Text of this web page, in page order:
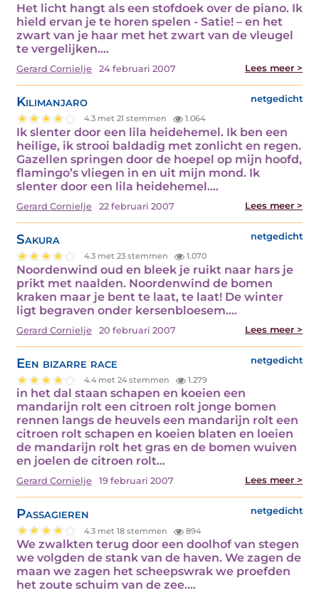
Het licht hangt als een stofdoek over de piano. Ik
hield ervan je te horen spelen - Satie! – en het
zwart van je haar met het zwart van de vleugel
te vergelijken.…
Gerard Cornielje 24 februari 2007 Lees meer >
Kilimanjaro netgedicht
4.3 met 21 stemmen 1.064
Ik slenter door een lila heidehemel. Ik ben een
heilige, ik strooi baldadig met zonlicht en regen.
Gazellen springen door de hoepel op mijn hoofd,
flamingo’s vliegen in en uit mijn mond. Ik
slenter door een lila heidehemel.…
Gerard Cornielje 22 februari 2007 Lees meer >
Sakura netgedicht
4.3 met 23 stemmen 1.070
Noordenwind oud en bleek je ruikt naar hars je
prikt met naalden. Noordenwind de bomen
kraken maar je bent te laat, te laat! De winter
ligt begraven onder kersenbloesem.…
Gerard Cornielje 20 februari 2007 Lees meer >
Een bizarre race netgedicht
4.4 met 24 stemmen 1.279
in het dal staan schapen en koeien een
mandarijn rolt een citroen rolt jonge bomen
rennen langs de heuvels een mandarijn rolt een
citroen rolt schapen en koeien blaten en loeien
de mandarijn rolt het gras en de bomen wuiven
en joelen de citroen rolt…
Gerard Cornielje 19 februari 2007 Lees meer >
Passagieren netgedicht
4.3 met 18 stemmen 894
We zwalkten terug door een doolhof van stegen
we volgden de stank van de haven. We zagen de
maan we zagen het scheepswrak we proefden
het zoute schuim van de zee.…